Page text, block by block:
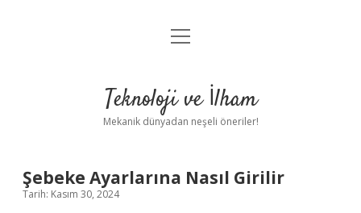
Anasayfa
Yasal Uyarı
menüyü
Teknoloji ve İlham
Mekanik dünyadan neşeli öneriler!
Şebeke Ayarlarına Nasıl Girilir
Tarih: Kasım 30, 2024